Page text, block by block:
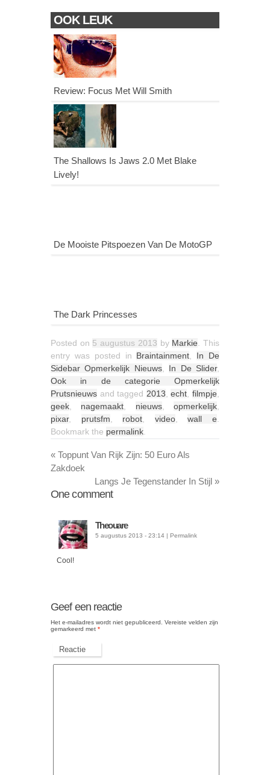
OOK LEUK
Review: Focus Met Will Smith
The Shallows Is Jaws 2.0 Met Blake
Lively!
De Mooiste Pitspoezen Van De MotoGP
The Dark Princesses
Posted on 5 augustus 2013 by Markie . This
entry was posted in Braintainment
In De
Sidebar Opmerkelijk Nieuws, In De Slider,
Ook in de categorie Opmerkelijk
Prutsnieuws and tagged 2013 ,echt ,filmpje
geek
nagemaakt nieuws,opmerkelijk
pixar, prutsfm robot video,wall e
Bookmark the permalink
« Toppunt Van Rijk Zijn: 50 Euro Als
Zakdoek
Langs Je Tegenstander In Stijl »
Onecomment
Theouare
5 augustus 2013 - 23:14 | Permalink
Cool!
Geef een reactie
Het e-mailadres wordt niet gepubliceerd.
Vereiste velden zijn
gemarkeerd met *
Reactie